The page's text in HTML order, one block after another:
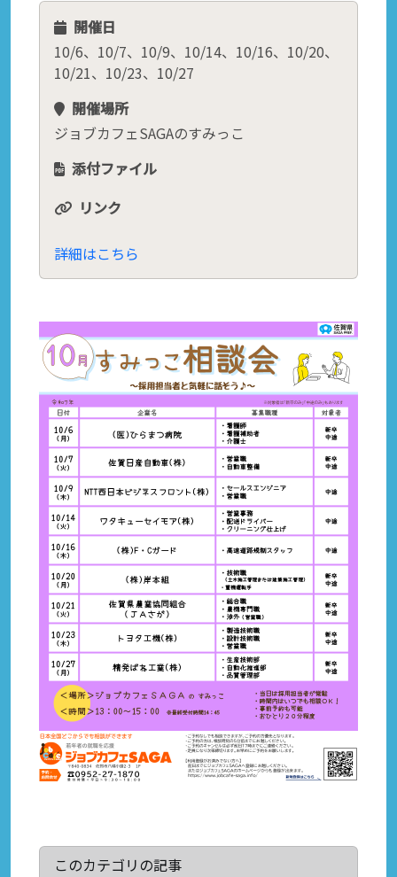
開催日
10/6、10/7、10/9、10/14、10/16、10/20、
10/21、10/23、10/27
開催場所
ジョブカフェSAGAのすみっこ
添付ファイル
リンク
詳細はこちら
このカテゴリの記事